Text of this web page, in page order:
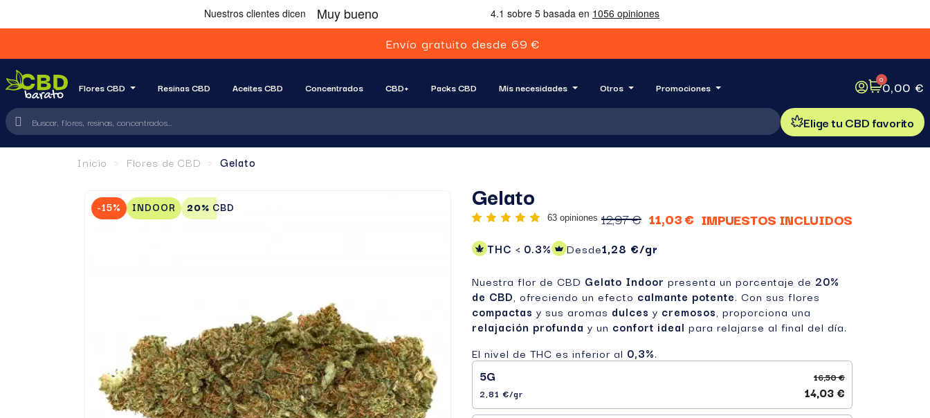
Envío gratuito desde 69 €
Flores CBD Resinas CBD Aceites CBD Concentrados CBD+ Packs CBD Mis necesidades Otros Promociones
0,00 €
Elige tu CBD favorito
Inicio Flores de CBD Gelato
-15% INDOOR 20% CBD Gelato
63 opiniones 12,97 € 11,03 € IMPUESTOS INCLUIDOS
THC < 0.3% Desde1,28 €/gr
Nuestra flor de CBD Gelato Indoor presenta un porcentaje de 20%
de CBD, ofreciendo un efecto calmante potente. Con sus flores
compactas y sus aromas dulces y cremosos, proporciona una
relajación profunda y un confort ideal para relajarse al final del día.
El nivel de THC es inferior al 0,3%.
5G
16,50 €
2,81 €/gr
14,03 €